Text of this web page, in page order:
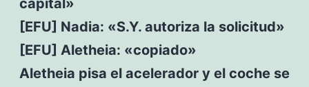
[EFU] Nadia: «S.Y. autoriza la solicitud»
[EFU] Aletheia: «copiado»
Aletheia pisa el acelerador y el coche se